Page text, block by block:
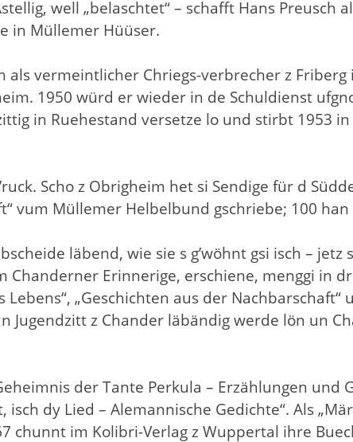
well „belaschtet“ – schafft Hans Preusch
in Müllemer Hüüser.
als vermeintlicher Chriegs-verbrecher z
1950 würd er wieder in de Schuldienst
in Ruehestand versetze lo und stirbt 1953
Scho z Obrigheim het si Sendige für d
vum Müllemer Helbelbund gschriebe; 100 han
läbend, wie sie s g’wöhnt gsi isch – jetz
Erinnerige, erschiene, menggi in dr
Lebens“, „Geschichten aus der Nachbarschaft“
Jugendzitt z Chander läbändig werde lön un
der Tante Perkula – Erzählungen und
dy Lied – Alemannische Gedichte“. Als
chunnt im Kolibri-Verlag z Wuppertal ihre